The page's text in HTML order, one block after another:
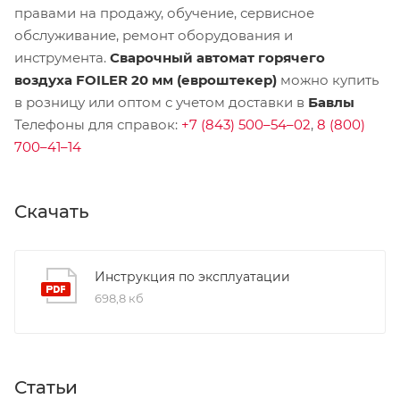
правами на продажу, обучение, сервисное
обслуживание, ремонт оборудования и
инструмента. Сварочный автомат горячего
воздуха FOILER 20 мм (евроштекер) можно купить
в розницу или оптом с учетом доставки в Бавлы
Телефоны для справок: +7 (843) 500–54–02, 8 (800)
700–41–14
Скачать
Инструкция по эксплуатации
698,8 кб
Статьи